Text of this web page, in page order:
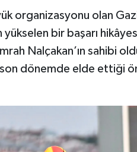
organizasyonu olan
bir başarı
Nalçakan’ın sahibi
dönemde elde ettiği